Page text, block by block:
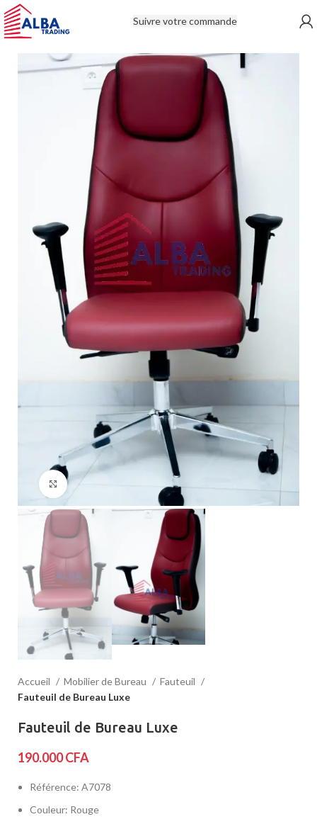
Suivre votre commande
Click to enlarge
Accueil Mobilier de Bureau
Fauteuil
Fauteuil de Bureau Luxe
Fauteuil de Bureau Luxe
190.000CFA
Référence: A7078
Couleur: Rouge